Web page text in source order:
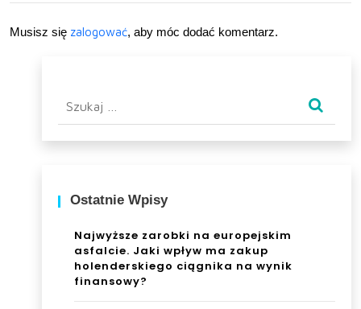
Musisz się zalogować, aby móc dodać komentarz.
Ostatnie Wpisy
Najwyższe zarobki na europejskim
asfalcie. Jaki wpływ ma zakup
holenderskiego ciągnika na wynik
finansowy?